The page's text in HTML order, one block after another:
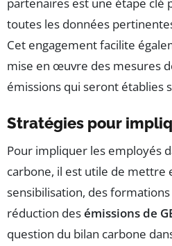
toutes les données
Cet engagement facilite
mise en œuvre des mesures
émissions qui seront établies
Stratégies pour
Pour impliquer les employés
carbone, il est utile de mettre
sensibilisation, des
réduction desémissions de
question du bilan carbone